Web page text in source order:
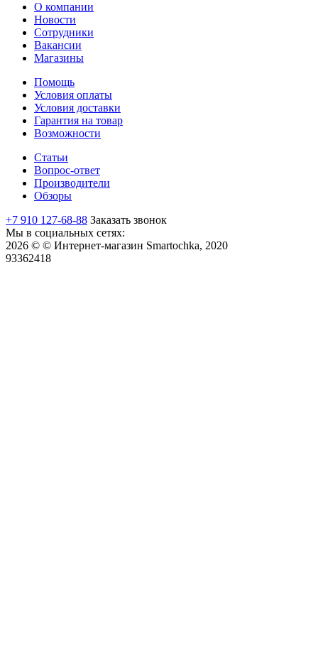
О компании
Новости
Сотрудники
Вакансии
Магазины
Помощь
Условия оплаты
Условия доставки
Гарантия на товар
Возможности
Статьи
Вопрос-ответ
Производители
Обзоры
+7 910 127-68-88 Заказать звонок
Мы в социальных сетях:
2026 © © Интернет-магазин Smartochka, 2020
93362418